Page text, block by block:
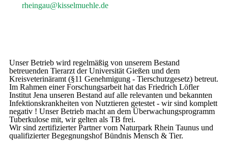
rheingau@kisselmuehle.de
Unser Betrieb wird regelmäßig von unserem Bestand
betreuenden Tierarzt der Universität Gießen und dem
Kreisveterinäramt (§11 Genehmigung - Tierschutzgesetz) betreut.
Im Rahmen einer Forschungsarbeit hat das Friedrich Löfler
Institut Jena unseren Bestand auf alle relevanten und bekannten
Infektionskrankheiten von Nutztieren getestet - wir sind komplett
negativ ! Unser Betrieb macht an dem Überwachungsprogramm
Tuberkulose mit, wir gelten als TB frei.
Wir sind zertifizierter Partner vom Naturpark Rhein Taunus und
qualifizierter Begegnungshof Bündnis Mensch & Tier.